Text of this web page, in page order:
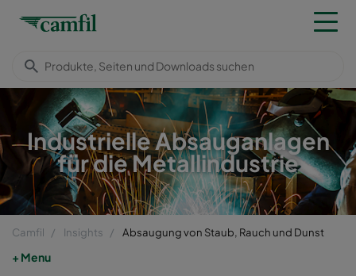
Industrielle Absauganlagen
für die Metallindustrie
Camfil Insights Absaugung von Staub, Rauch und Dunst
Menu